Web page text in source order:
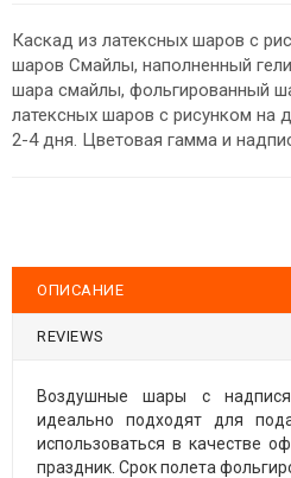
Каскад из латексных шаров с
шаров Смайлы, наполненный
шара смайлы, фольгированный
латексных шаров с рисунком на
2-4 дня. Цветовая гамма и
ОПИСАНИЕ
REVIEWS
Воздушные шары с
идеально подходят для
использоваться в качестве
праздник. Срок полета